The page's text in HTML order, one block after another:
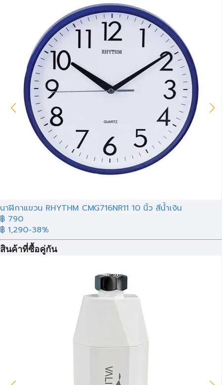
นาฬิกาแขวน RHYTHM CMG716NR11 10 นิ้ว สีน้ำเงิน
฿ 790
฿ 1,290-38%
สินค้าที่ซื้อคู่กัน